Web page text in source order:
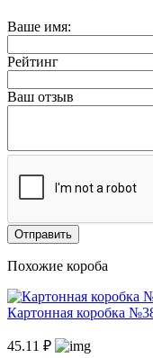
Ваше имя:
Рейтинг
Ваш отзыв
Отправить
Похожие короба
Картонная коробка
45.11 ₽